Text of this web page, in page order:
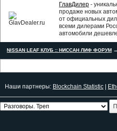
ГлавДилер -
продаже новых
от официальных
всеми дилерами
автомобили
NISSAN LEAF КЛУБ :: НИССАН ЛИФ ФОРУМ
Наши партнеры: Blockchain Statistic